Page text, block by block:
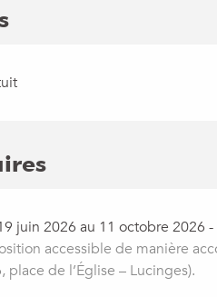
juin 2026 au 11 octobre 2026
accessible de manière
place de l’Église – Lucinges).